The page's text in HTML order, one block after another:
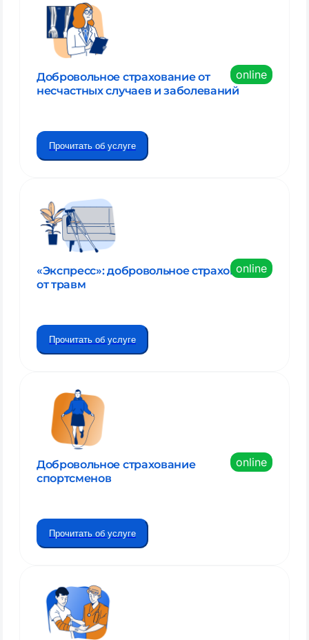
online
Добровольное страхование от
несчастных случаев и заболеваний
Прочитать об услуге
online
«Экспресс»: добровольное страхование
от травм
Прочитать об услуге
online
Добровольное страхование
спортсменов
Прочитать об услуге